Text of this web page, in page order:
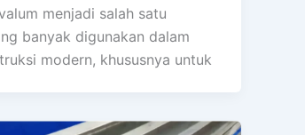
menjadi salah satu
banyak digunakan dalam
modern, khususnya untuk